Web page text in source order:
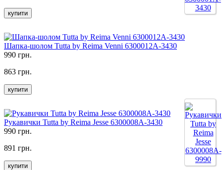
купити
Шапка-шолом Tutta by Reima Venni 6300012A-3430
990 грн.
863 грн.
купити
Рукавички Tutta by Reima Jesse 6300008A-3430
990 грн.
891 грн.
купити